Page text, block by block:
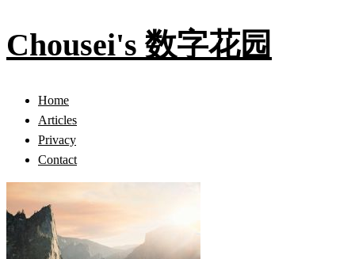
Chousei's 数字花园
Home
Articles
Privacy
Contact